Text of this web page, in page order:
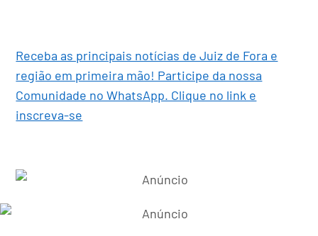
Receba as principais notícias de Juiz de Fora e
região em primeira mão! Participe da nossa
Comunidade no WhatsApp. Clique no link e
inscreva-se